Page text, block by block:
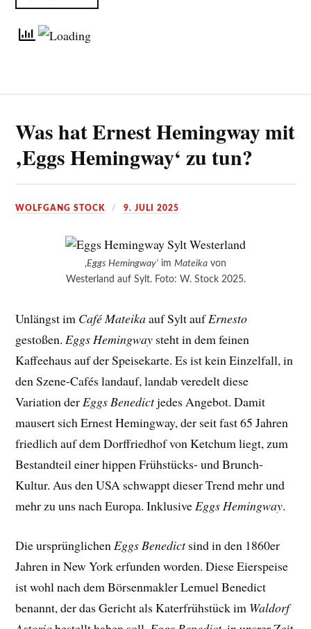
Was hat Ernest Hemingway mit
‚Eggs Hemingway‘ zu tun?
WOLFGANG STOCK 9. JULI 2025
‚Eggs Hemingway‘ im Mateika von
Westerland auf Sylt. Foto: W. Stock 2025.
Unlängst im Café Mateikaauf Sylt aufErnesto
gestoßen.Eggs Hemingway steht in dem feinen
Kaffeehaus auf der Speisekarte. Es ist kein Einzelfall, in
den Szene-Cafés landauf, landab veredelt diese
Variation derEggs Benedictjedes Angebot. Damit
mausert sich Ernest Hemingway, der seit fast 65 Jahren
friedlich auf dem Dorffriedhof von Ketchum liegt, zum
Bestandteil einer hippen Frühstücks- und Brunch-
Kultur. Aus den USA schwappt dieser Trend mehr und
mehr zu uns nach Europa. InklusiveEggs Hemingway.
Die ursprünglichenEggs Benedictsind in den 1860er
Jahren in New York erfunden worden. Diese Eierspeise
ist wohl nach dem Börsenmakler Lemuel Benedict
benannt, der das Gericht als Katerfrühstück im Waldorf